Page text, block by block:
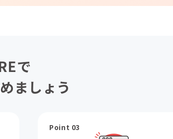
で
ましょう
Point 03